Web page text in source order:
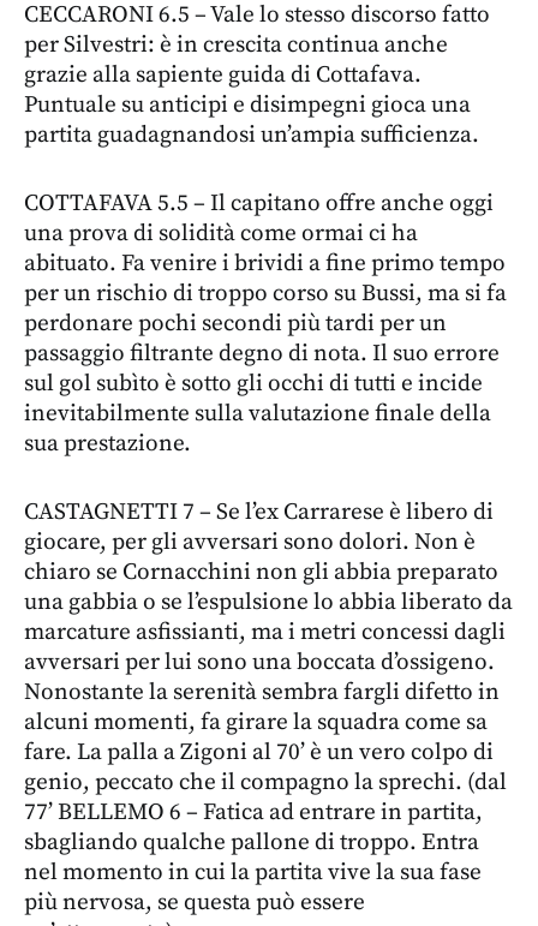
CECCARONI 6.5 – Vale lo stesso discorso fatto
per Silvestri: è in crescita continua anche
grazie alla sapiente guida di Cottafava.
Puntuale su anticipi e disimpegni gioca una
partita guadagnandosi un’ampia sufficienza.
COTTAFAVA 5.5 – Il capitano offre anche oggi
una prova di solidità come ormai ci ha
abituato. Fa venire i brividi a fine primo tempo
per un rischio di troppo corso su Bussi, ma si fa
perdonare pochi secondi più tardi per un
passaggio filtrante degno di nota. Il suo errore
sul gol subìto è sotto gli occhi di tutti e incide
inevitabilmente sulla valutazione finale della
sua prestazione.
CASTAGNETTI 7 – Se l’ex Carrarese è libero di
giocare, per gli avversari sono dolori. Non è
chiaro se Cornacchini non gli abbia preparato
una gabbia o se l’espulsione lo abbia liberato da
marcature asfissianti, ma i metri concessi dagli
avversari per lui sono una boccata d’ossigeno.
Nonostante la serenità sembra fargli difetto in
alcuni momenti, fa girare la squadra come sa
fare. La palla a Zigoni al 70’ è un vero colpo di
genio, peccato che il compagno la sprechi. (dal
77’ BELLEMO 6 – Fatica ad entrare in partita,
sbagliando qualche pallone di troppo. Entra
nel momento in cui la partita vive la sua fase
più nervosa, se questa può essere